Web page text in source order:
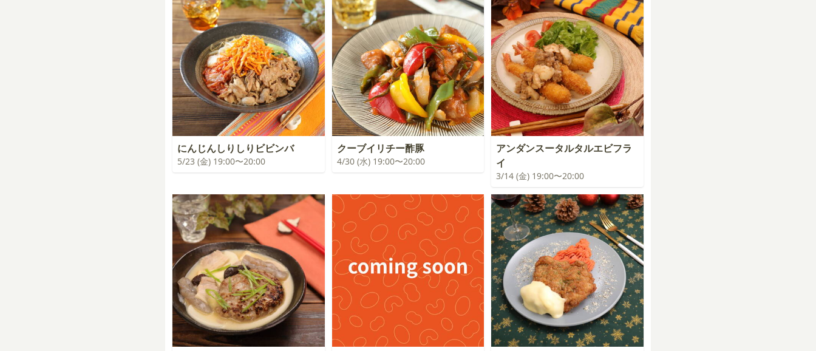
にんじんしりしりビビンバ
5/23 (金) 19:00〜20:00
クーブイリチー酢豚
4/30 (水) 19:00〜20:00
アンダンスータルタルエビフラ
イ
3/14 (金) 19:00〜20:00